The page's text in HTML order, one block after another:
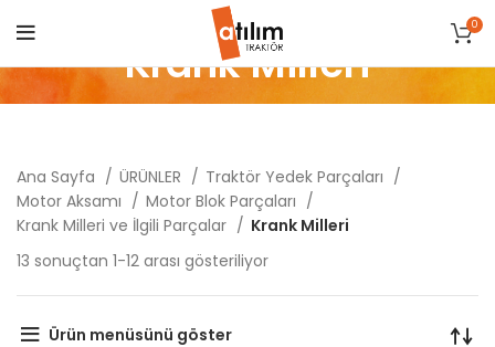
0
Krank Milleri
Ana Sayfa ÜRÜNLER
Traktör Yedek Parçaları
Motor Aksamı
Motor Blok Parçaları
Krank Milleri ve İlgili Parçalar
Krank Milleri
13 sonuçtan 1-12 arası gösteriliyorPopülerliğe
Ürün menüsünü göster